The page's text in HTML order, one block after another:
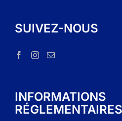
SUIVEZ-NOUS
INFORMATIONS
RÉGLEMENTAIRES